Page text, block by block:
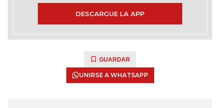
DESCARGUE LA APP
GUARDAR
UNIRSE A WHATSAPP